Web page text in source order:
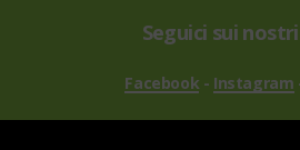
Seguici sui
Facebook - Instagram